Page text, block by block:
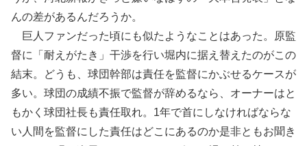
んの差があるんだろうか。
巨人ファンだった頃にも似たようなことはあった。原監
督に「耐えがたき」干渉を行い堀内に据え替えたのがこの
結末。どうも、球団幹部は責任を監督にかぶせるケースが
多い。球団の成績不振で監督が辞めるなら、オーナーはと
もかく球団社長も責任取れ。1年で首にしなければならな
い人間を監督にした責任はどこにあるのか是非ともお聞き